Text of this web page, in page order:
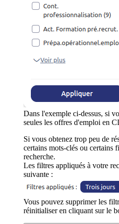
Dans l'exemple ci-dessus, si
seules les offres d'emploi en
Si vous obtenez trop peu de
certains mots-clés ou certains
recherche.
Les filtres appliqués à votre
suivante :
Vous pouvez supprimer les
réinitialiser en cliquant sur le